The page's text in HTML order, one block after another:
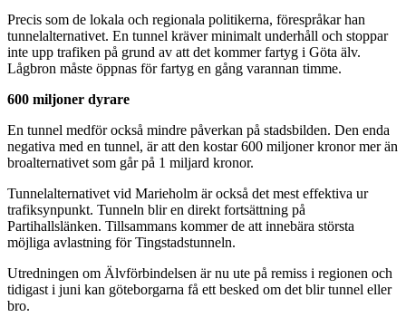
Precis som de lokala och regionala politikerna, förespråkar han
tunnelalternativet. En tunnel kräver minimalt underhåll och stoppar
inte upp trafiken på grund av att det kommer fartyg i Göta älv.
Lågbron måste öppnas för fartyg en gång varannan timme.
600 miljoner dyrare
En tunnel medför också mindre påverkan på stadsbilden. Den enda
negativa med en tunnel, är att den kostar 600 miljoner kronor mer än
broalternativet som går på 1 miljard kronor.
Tunnelalternativet vid Marieholm är också det mest effektiva ur
trafiksynpunkt. Tunneln blir en direkt fortsättning på
Partihallslänken. Tillsammans kommer de att innebära största
möjliga avlastning för Tingstadstunneln.
Utredningen om Älvförbindelsen är nu ute på remiss i regionen och
tidigast i juni kan göteborgarna få ett besked om det blir tunnel eller
bro.